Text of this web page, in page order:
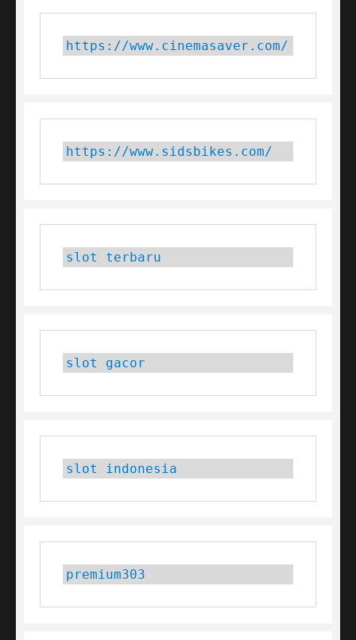
https://www.cinemasaver.com/
https://www.sidsbikes.com/
slot terbaru
slot gacor
slot indonesia
premium303